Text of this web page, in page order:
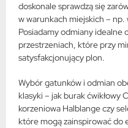
doskonale sprawdzą się
w warunkach miejskich – np.
Posiadamy odmiany idealne
przestrzeniach, które przy
satysfakcjonujący plon.
Wybór gatunków i odmian
klasyki – jak burak ćwikłowy
korzeniowa Halblange czy
które mogą zainspirować